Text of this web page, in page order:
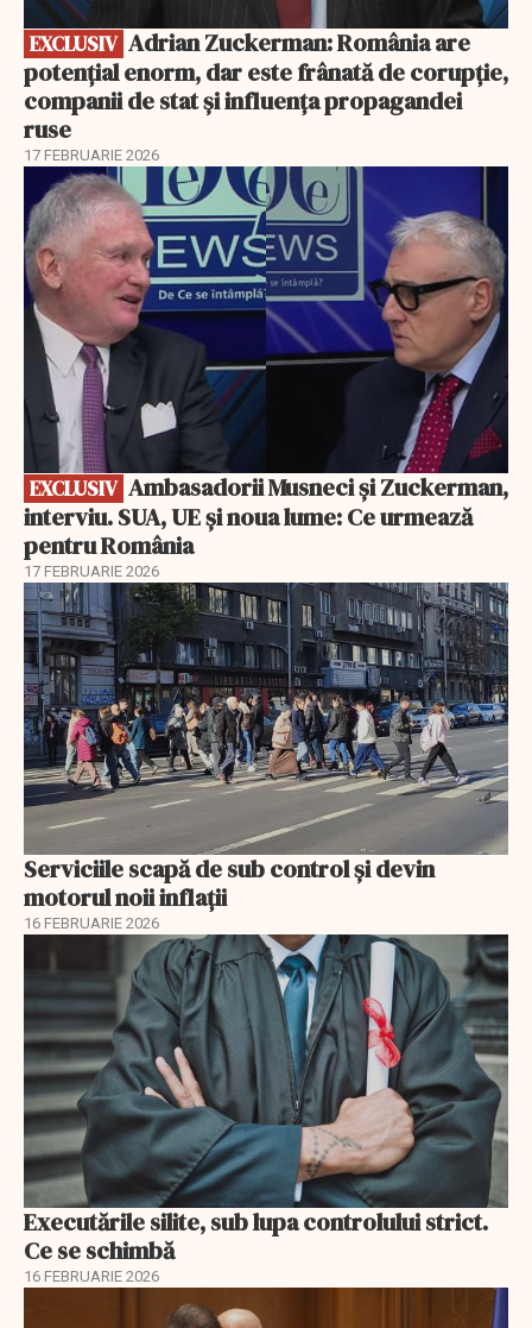
EXCLUSIV
potențial enorm, dar este frânată de corupție,
companii de stat și influența propagandei
ruse
17 FEBRUARIE 2026
EXCLUSIV
EXCLUSIV
interviu. SUA, UE și noua lume: Ce urmează
pentru România
17 FEBRUARIE 2026
Serviciile scapă de sub control și devin
motorul noii inflații
16 FEBRUARIE 2026
Executările silite, sub lupa controlului strict.
Ce se schimbă
16 FEBRUARIE 2026